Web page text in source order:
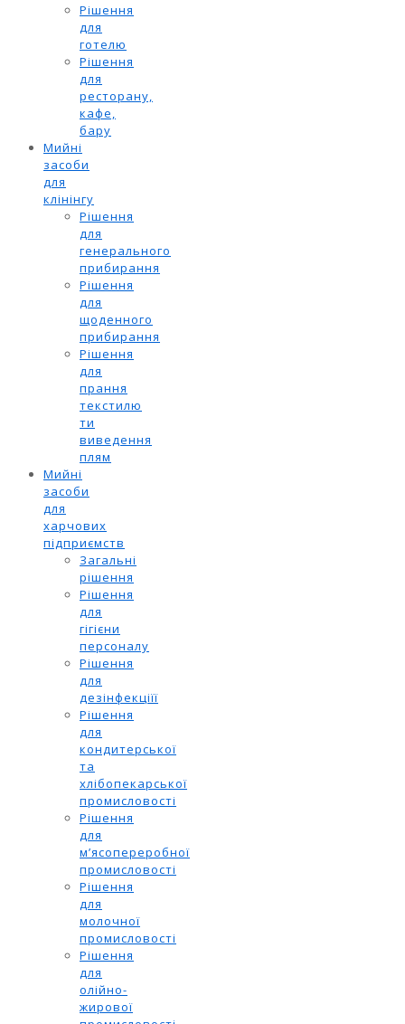
Рішення
для
готелю
Рішення
для
ресторану,
кафе,
бару
Мийні
засоби
для
клінінгу
Рішення
для
генерального
прибирання
Рішення
для
щоденного
прибирання
Рішення
для
прання
текстилю
ти
виведення
плям
Мийні
засоби
для
харчових
підприємств
Загальні
рішення
Рішення
для
гігієни
персоналу
Рішення
для
дезінфекціїї
Рішення
для
кондитерської
та
хлібопекарської
промисловості
Рішення
для
м’ясопереробної
промисловості
Рішення
для
молочної
промисловості
Рішення
для
олійно-
жирової